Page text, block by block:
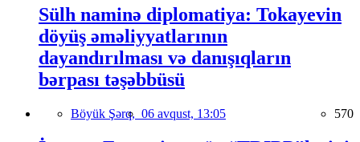
Sülh naminə diplomatiya: Tokayevin
döyüş əməliyyatlarının
dayandırılması və danışıqların
bərpası təşəbbüsü
Böyük Şərq, 06 avqust, 13:05 570